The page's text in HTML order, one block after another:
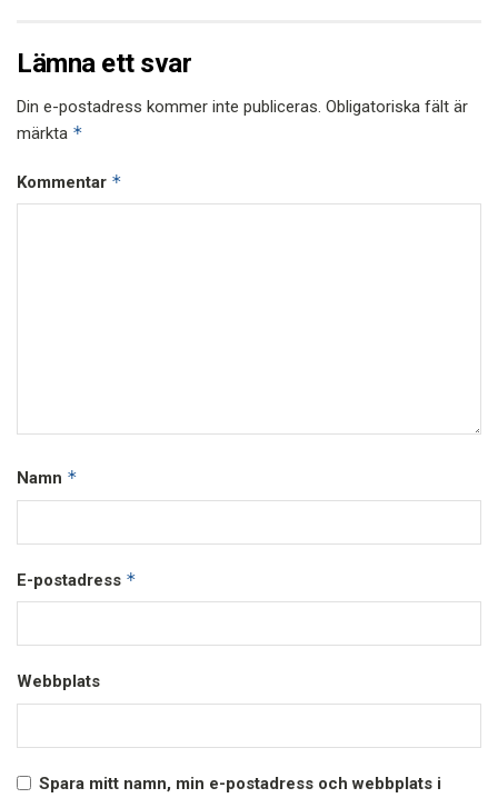
Lämna ett svar
Din e-postadress kommer inte publiceras. Obligatoriska fält är
märkta *
Kommentar *
Namn *
E-postadress *
Webbplats
Spara mitt namn, min e-postadress och webbplats i